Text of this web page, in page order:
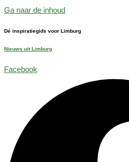
Ga naar de inhoud
Dé inspiratiegids voor Limburg
Nieuws uit Limburg
Facebook